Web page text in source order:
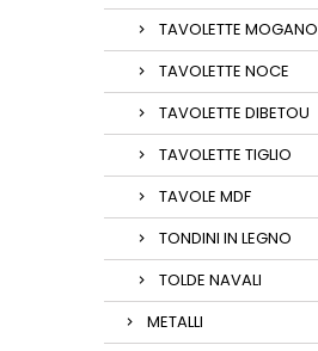
TAVOLETTE MOGANO
TAVOLETTE NOCE
TAVOLETTE DIBETOU
TAVOLETTE TIGLIO
TAVOLE MDF
TONDINI IN LEGNO
TOLDE NAVALI
METALLI